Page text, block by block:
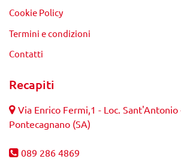
Cookie Policy
Termini e condizioni
Contatti
Recapiti
Via Enrico Fermi,1 - Loc. Sant'Antonio
Pontecagnano (SA)
089 286 4869